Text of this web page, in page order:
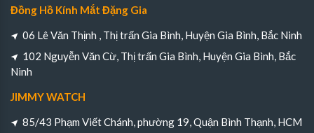
Đồng Hồ Kính Mắt Đặng Gia
06 Lê Văn Thịnh , Thị trấn Gia Bình, Huyện Gia Bình, Bắc Ninh
102 Nguyễn Văn Cừ, Thị trấn Gia Bình, Huyện Gia Bình, Bắc
Ninh
JIMMY WATCH
85/43 Phạm Viết Chánh, phường 19, Quận Bình Thạnh, HCM